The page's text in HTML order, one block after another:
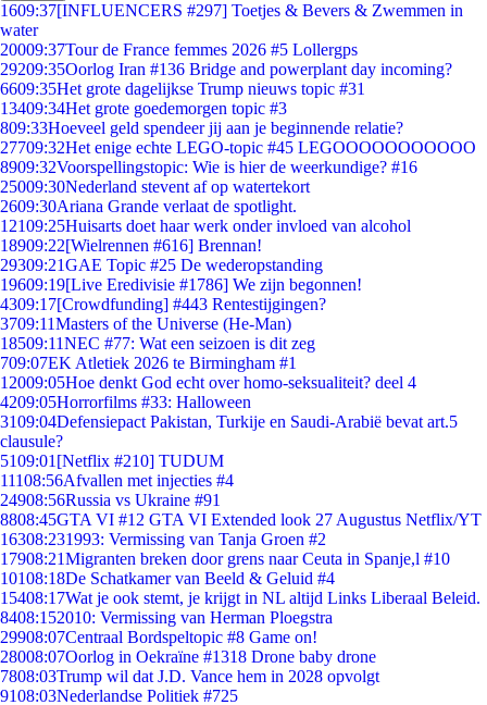
1609:37[INFLUENCERS #297] Toetjes & Bevers & Zwemmen in
water
20009:37Tour de France femmes 2026 #5 Lollergps
29209:35Oorlog Iran #136 Bridge and powerplant day incoming?
6609:35Het grote dagelijkse Trump nieuws topic #31
13409:34Het grote goedemorgen topic #3
809:33Hoeveel geld spendeer jij aan je beginnende relatie?
27709:32Het enige echte LEGO-topic #45 LEGOOOOOOOOOOO
8909:32Voorspellingstopic: Wie is hier de weerkundige? #16
25009:30Nederland stevent af op watertekort
2609:30Ariana Grande verlaat de spotlight.
12109:25Huisarts doet haar werk onder invloed van alcohol
18909:22[Wielrennen #616] Brennan!
29309:21GAE Topic #25 De wederopstanding
19609:19[Live Eredivisie #1786] We zijn begonnen!
4309:17[Crowdfunding] #443 Rentestijgingen?
3709:11Masters of the Universe (He-Man)
18509:11NEC #77: Wat een seizoen is dit zeg
709:07EK Atletiek 2026 te Birmingham #1
12009:05Hoe denkt God echt over homo-seksualiteit? deel 4
4209:05Horrorfilms #33: Halloween
3109:04Defensiepact Pakistan, Turkije en Saudi-Arabië bevat art.5
clausule?
5109:01 [Netflix #210] TUDUM
11108:56Afvallen met injecties #4
24908:56Russia vs Ukraine #91
8808:45GTA VI #12 GTA VI Extended look 27 Augustus Netflix/YT
16308:231993: Vermissing van Tanja Groen #2
17908:21Migranten breken door grens naar Ceuta in Spanje,l #10
10108:18De Schatkamer van Beeld & Geluid #4
15408:17Wat je ook stemt, je krijgt in NL altijd Links Liberaal Beleid.
8408:152010: Vermissing van Herman Ploegstra
29908:07Centraal Bordspeltopic #8 Game on!
28008:07Oorlog in Oekraïne #1318 Drone baby drone
7808:03Trump wil dat J.D. Vance hem in 2028 opvolgt
9108:03Nederlandse Politiek #725